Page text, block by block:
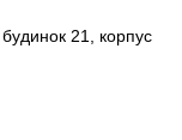
21, корпус